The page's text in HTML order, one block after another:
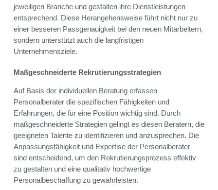
jeweiligen Branche und gestalten ihre Dienstleistungen
entsprechend. Diese Herangehensweise führt nicht nur zu
einer besseren Passgenauigkeit bei den neuen Mitarbeitern,
sondern unterstützt auch die langfristigen
Unternehmensziele.
Maßgeschneiderte Rekrutierungsstrategien
Auf Basis der individuellen Beratung erfassen
Personalberater die spezifischen Fähigkeiten und
Erfahrungen, die für eine Position wichtig sind. Durch
maßgeschneiderte Strategien gelingt es diesen Beratern, die
geeigneten Talente zu identifizieren und anzusprechen. Die
Anpassungsfähigkeit und Expertise der Personalberater
sind entscheidend, um den Rekrutierungsprozess effektiv
zu gestalten und eine qualitativ hochwertige
Personalbeschaffung zu gewährleisten.